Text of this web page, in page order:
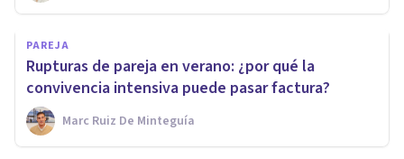
PAREJA
Rupturas de pareja en verano: ¿por qué la
convivencia intensiva puede pasar factura?
Marc Ruiz De Minteguía